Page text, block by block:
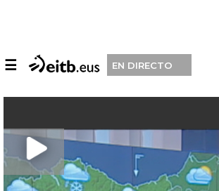
☰ EN DIRECTO